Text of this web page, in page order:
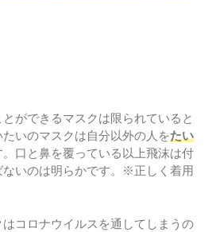
ができるマスクは限られていると
いのマスクは自分以外の人をたい
。口と鼻を覆っている以上飛沫は付
いのは明らかです。※正しく着用
コロナウイルスを通してしまうの